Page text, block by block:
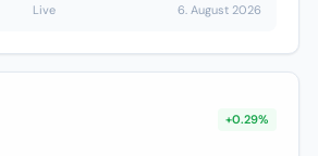
Live 6. August 2026
+0.29%